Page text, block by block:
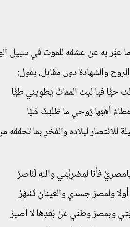
عبَّر به عن عشقه للموت في سبيل
والشهادة دون مقابل، يقول:
حيًّا فيا ليت المماتَ يَطْوِيني طيًّا
أَهَبُها رُوحي ما طَلَبْتُ شَيَّا
للانتصار لبلاده والفخرِ بما
فأنا لمِصْرِيَّتي واللهِ لَنَاصرُ
ولمصرَ جسدي والعينانِ تَسْهَرُ
وبمصرَ وطني عَنْ بُعْدِها لا أصبرُ